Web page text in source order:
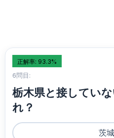
正解率: 93.3%
6問目:
栃木県と接してい
れ？
茨